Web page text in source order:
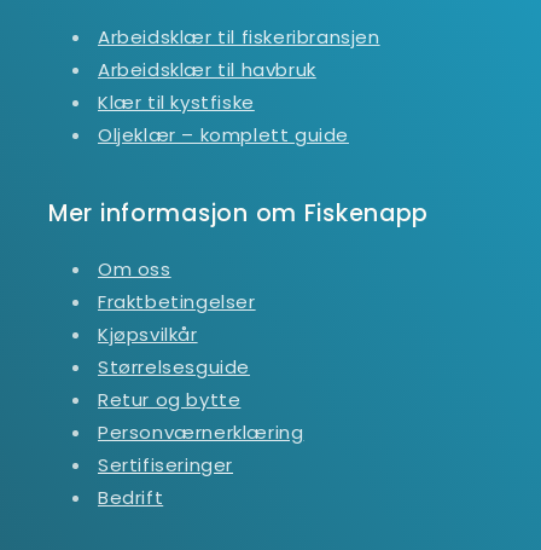
Arbeidsklær til fiskeribransjen
Arbeidsklær til havbruk
Klær til kystfiske
Oljeklær – komplett guide
Mer informasjon om Fiskenapp
Om oss
Fraktbetingelser
Kjøpsvilkår
Størrelsesguide
Retur og bytte
Personværnerklæring
Sertifiseringer
Bedrift